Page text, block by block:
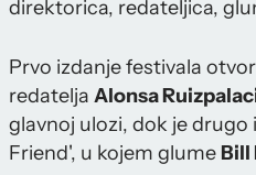
direktorica, redateljica,
Prvo izdanje festivala
redatelja Alonsa
glavnoj ulozi, dok je
Friend', u kojem glume Bill